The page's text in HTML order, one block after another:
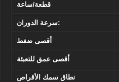
قطعة/ساعة
سرعة الدوران:
أقصى ضغط
أقصى عمق للتعبئة
نطاق سمك الأقراص